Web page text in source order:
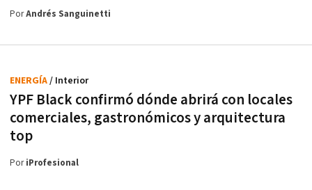
PorAndrés Sanguinetti
YPF Black confirmó dónde abrirá con locales
comerciales, gastronómicos y arquitectura
top
ENERGÍA/ Interior
PoriProfesional